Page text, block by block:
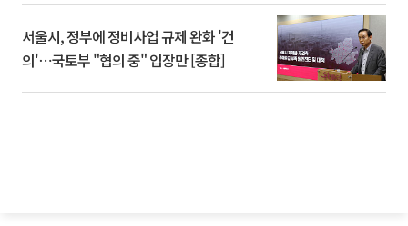
서울시, 정부에 정비사업 규제 완화 '건
의'⋯국토부 "협의 중" 입장만 [종합]